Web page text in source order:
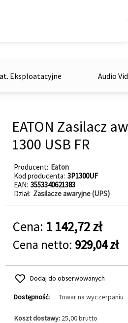
Eksploatacyjne Audio
EATON Zasilacz
1300 USB FR
Producent Eaton
Kod producenta 3P1300UF
EAN 3553340621383
Dział Zasilacze awaryjne (UPS)
Cena: 1 142,72 zł
Cena netto: 929,04 zł
Dodaj do obserwowanych
Dostępność: Towar na wyczerpaniu
Koszt dostawy: 25,00 brutto